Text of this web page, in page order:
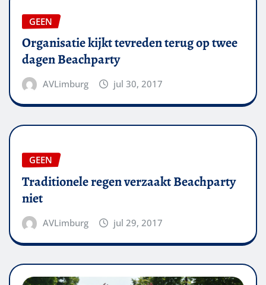
GEEN
Organisatie kijkt tevreden terug op twee
dagen Beachparty
AVLimburg jul 30, 2017
GEEN
Traditionele regen verzaakt Beachparty
niet
AVLimburg jul 29, 2017